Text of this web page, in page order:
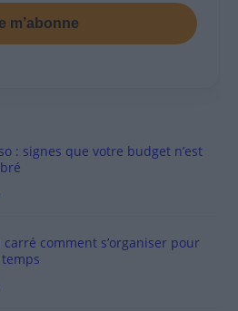
m’abonne
: signes que votre budget n’est
carré comment s’organiser pour